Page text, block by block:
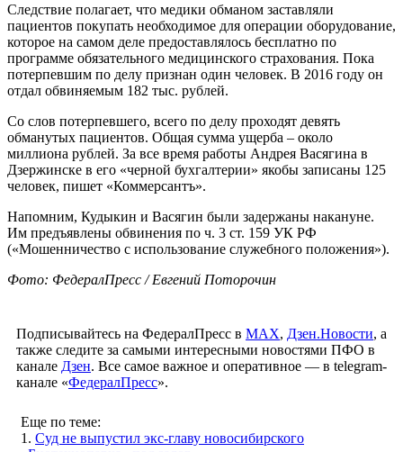
Следствие полагает, что медики обманом заставляли
пациентов покупать необходимое для операции оборудование,
которое на самом деле предоставлялось бесплатно по
программе обязательного медицинского страхования. Пока
потерпевшим по делу признан один человек. В 2016 году он
отдал обвиняемым 182 тыс. рублей.
Со слов потерпевшего, всего по делу проходят девять
обманутых пациентов. Общая сумма ущерба – около
миллиона рублей. За все время работы Андрея Васягина в
Дзержинске в его «черной бухгалтерии» якобы записаны 125
человек, пишет «Коммерсантъ».
Напомним, Кудыкин и Васягин были задержаны накануне.
Им предъявлены обвинения по ч. 3 ст. 159 УК РФ
(«Мошенничество с использование служебного положения»).
Фото: ФедералПресс / Евгений Поторочин
Подписывайтесь на ФедералПресс в МАХ, Дзен.Новости, а
также следите за самыми интересными новостями ПФО в
канале Дзен. Все самое важное и оперативное — в telegram-
канале «ФедералПресс».
Еще по теме:
1. Суд не выпустил экс-главу новосибирского